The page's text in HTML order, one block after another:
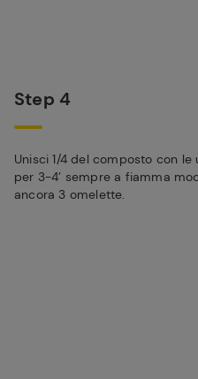
Step 4
Unisci 1/4 del composto con
per 3-4’ sempre a fiamma
ancora 3 omelette.